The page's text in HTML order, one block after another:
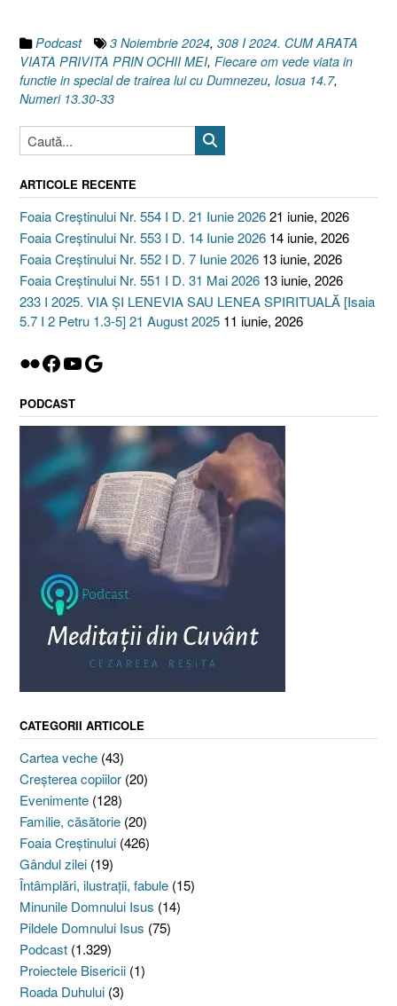
Podcast 3 Noiembrie 2024, 308 I 2024. CUM ARATA
VIATA PRIVITA PRIN OCHII MEI, Fiecare om vede viata in
functie in special de trairea lui cu Dumnezeu, Iosua 14.7,
Numeri 13.30-33
ARTICOLE RECENTE
Foaia Creștinului Nr. 554 I D. 21 Iunie 202621 iunie, 2026
Foaia Creștinului Nr. 553 I D. 14 Iunie 2026 14 iunie, 2026
Foaia Creștinului Nr. 552 I D. 7 Iunie 2026 13 iunie, 2026
Foaia Creștinului Nr. 551 I D. 31 Mai 2026 13 iunie, 2026
233 I 2025. VIA ȘI LENEVIA SAU LENEA SPIRITUALĂ [Isaia
5.7 I 2 Petru 1.3-5] 21 August 2025 11 iunie, 2026
Flickr
Facebook
YouTube
Google
PODCAST
CATEGORII ARTICOLE
Cartea veche (43)
Creşterea copiilor (20)
Evenimente (128)
Familie, căsătorie (20)
Foaia Creştinului (426)
Gândul zilei (19)
Întâmplări, ilustraţii, fabule (15)
Minunile Domnului Isus (14)
Pildele Domnului Isus (75)
Podcast (1.329)
Proiectele Bisericii (1)
Roada Duhului (3)